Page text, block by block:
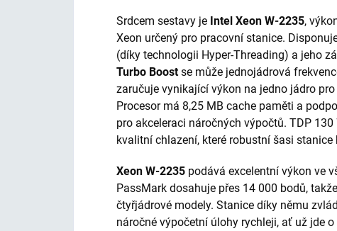
Srdcem sestavy je Intel Xeon W-2235,
Xeon určený pro pracovní stanice.
(díky technologii Hyper-Threading) a jeho
Turbo Boostse může jednojádrová
zaručuje vynikající výkon na jedno jádro
Procesor má 8,25 MB cache paměti a
pro akceleraci náročných výpočtů. TDP
kvalitní chlazení, které robustní šasi
Xeon W-2235 podává excelentní výkon ve
PassMark dosahuje přes 14 000 bodů,
čtyřjádrové modely. Stanice díky němu
náročné výpočetní úlohy rychleji, ať už jde